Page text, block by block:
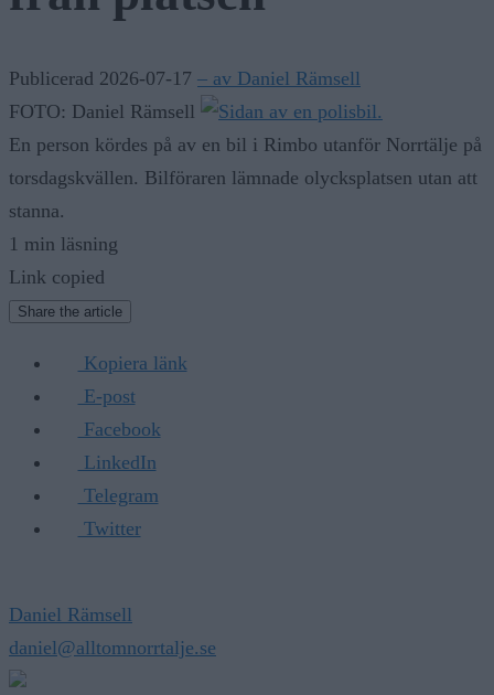
Publicerad 2026-07-17 – av Daniel Rämsell
FOTO: Daniel Rämsell
En person kördes på av en bil i Rimbo utanför Norrtälje på
torsdagskvällen. Bilföraren lämnade olycksplatsen utan att
stanna.
1 min läsning
Link copied
Share the article
Kopiera länk
E-post
Facebook
LinkedIn
Telegram
Twitter
Daniel Rämsell
daniel@alltomnorrtalje.se